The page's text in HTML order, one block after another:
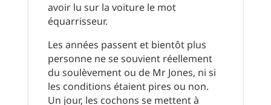
avoir lu sur la voiture le mot
équarrisseur.
Les années passent et bientôt plus
personne ne se souvient réellement
du soulèvement ou de Mr Jones, ni si
les conditions étaient pires ou non.
Un jour, les cochons se mettent à